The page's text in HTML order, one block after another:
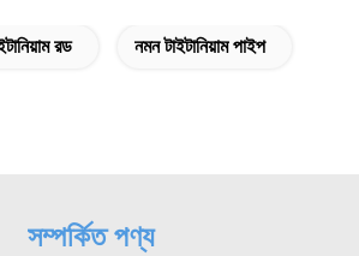
রড নমন টাইটানিয়াম পাইপ
সম্পর্কিত পণ্য